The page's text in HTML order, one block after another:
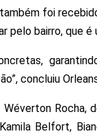
foi
bairro, que é
concluiu
Rocha,
Belfort,